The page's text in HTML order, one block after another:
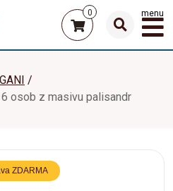
0 menu
osob z masivu palisandr
ZDARMA